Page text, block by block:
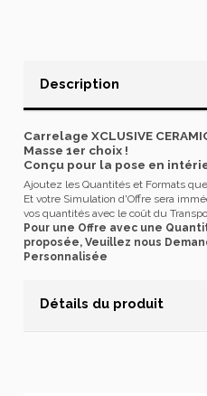
Description
Carrelage XCLUSIVE
Masse 1er choix !
Conçu pour la pose en
Ajoutez les Quantités et Formats
Et votre Simulation d'Offre sera
vos quantités avec le coût du
Pour une Offre avec une
proposée, Veuillez nous
Personnalisée
Détails du produit